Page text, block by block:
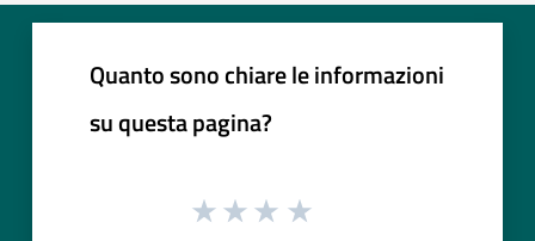
Quanto sono chiare le informazioni
su questa pagina?